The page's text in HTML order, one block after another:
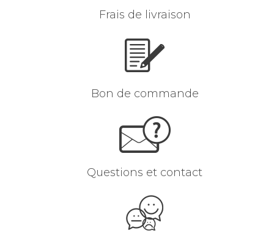
Frais de livraison
Bon de commande
Questions et contact